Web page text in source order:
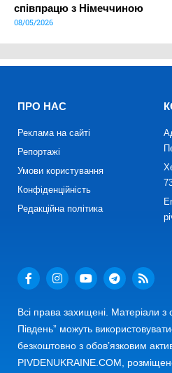
співпрацю з Німеччиною
08/05/2026
ПРО НАС
Реклама на сайті
Репортажі
Умови користування
Конфіденційність
Редакційна політика
Всі права захищені. Матеріали з
Південь” можуть
безкоштовно з обов’язковим
PIVDENUKRAINE.COM,